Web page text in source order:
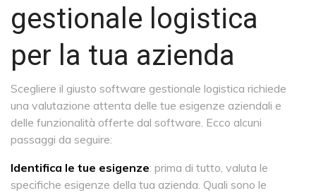
gestionale logistica
per la tua azienda
Scegliere il giusto software gestionale logistica richiede
una valutazione attenta delle tue esigenze aziendali e
delle funzionalità offerte dal software. Ecco alcuni
passaggi da seguire:
Identifica le tue esigenze: prima di tutto, valuta le
specifiche esigenze della tua azienda. Quali sono le